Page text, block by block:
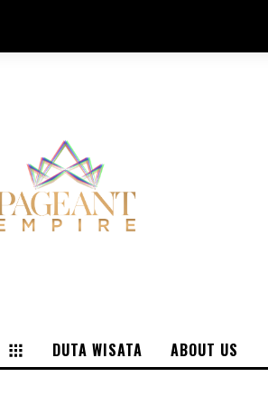
DUTA WISATA ABOUT US